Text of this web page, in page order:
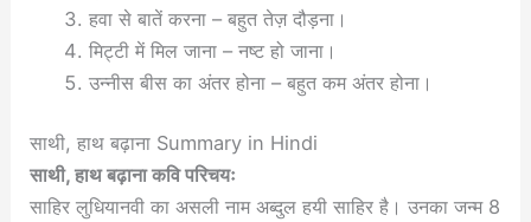
हवा से बातें करना – बहुत तेज़ दौड़ना।
मिट्टी में मिल जाना – नष्ट हो जाना।
उन्नीस बीस का अंतर होना – बहुत कम अंतर होना।
साथी, हाथ बढ़ाना Summary in Hindi
साथी, हाथ बढ़ाना कवि परिचयः
साहिर लुधियानवी का असली नाम अब्दुल हयी साहिर है। उनका जन्म 8